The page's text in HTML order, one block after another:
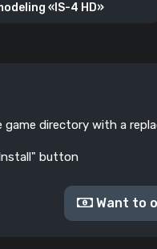
«IS-4 HD»
directory with a
button
Want to